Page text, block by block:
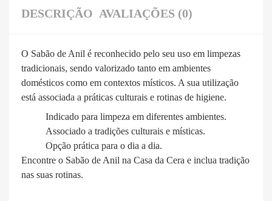
DESCRIÇÃO AVALIAÇÕES (0)
O Sabão de Anil é reconhecido pelo seu uso em limpezas
tradicionais, sendo valorizado tanto em ambientes
domésticos como em contextos místicos. A sua utilização
está associada a práticas culturais e rotinas de higiene.
Indicado para limpeza em diferentes ambientes.
Associado a tradições culturais e místicas.
Opção prática para o dia a dia.
Encontre o Sabão de Anil na Casa da Cera e inclua tradição
nas suas rotinas.